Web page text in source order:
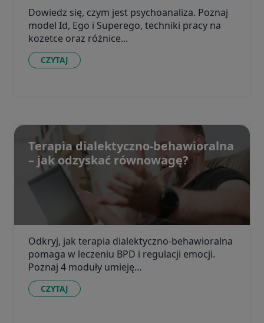
Dowiedz się, czym jest psychoanaliza. Poznaj
model Id, Ego i Superego, techniki pracy na
kozetce oraz różnice...
CZYTAJ
Terapia dialektyczno-behawioralna
– jak odzyskać równowagę?
Odkryj, jak terapia dialektyczno-behawioralna
pomaga w leczeniu BPD i regulacji emocji.
Poznaj 4 moduły umieję...
CZYTAJ